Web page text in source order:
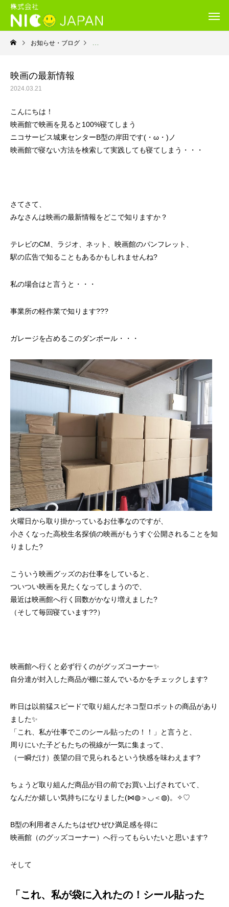
お知らせ・ブログ 就労継続支援Ｂ型・ニコサービス城東センター
映画の最新情報
2024.03.21
こんにちは！
映画館で映画を見ると100%寝てしまう
ニコサービス城東センターB型の岸田です(・ω・)ノ
映画館で寝ない方法を検索して実践しても寝てしまう・・・
さてさて、
みなさんは映画の最新情報をどこで知りますか？
テレビのCM、ラジオ、ネット、映画館のパンフレット、
駅の広告で知ることもあるかもしれませんね?
私の場合はと言うと・・・
事業所の軽作業で知ります???
ガレージを占めるこのダンボール・・・
火曜日から取り掛かっているお仕事なのですが、
小さくなった高校生名探偵の映画がもうすぐ公開されることを知
りました?
こういう映画グッズのお仕事をしていると、
ついつい映画を見たくなってしまうので、
最近は映画館へ行く回数がかなり増えました?
（そして毎回寝ています??）
映画館へ行くと必ず行くのがグッズコーナー✨
自分達が封入した商品が棚に並んでいるかをチェックします?
昨日は以前猛スピードで取り組んだネコ型ロボットの商品があり
ました✨
「これ、私が仕事でこのシール貼ったの！！」と言うと、
周りにいた子どもたちの視線が一気に集まって、
（一瞬だけ）羨望の目で見られるという快感を味わえます?
ちょうど取り組んだ商品が目の前でお買い上げされていて、
なんだか嬉しい気持ちになりました(⋈◍＞◡＜◍)。✧♡
B型の利用者さんたちはぜひぜひ満足感を得に
映画館（のグッズコーナー）へ行ってもらいたいと思います?
そして
「これ、私が袋に入れたの！シール貼った